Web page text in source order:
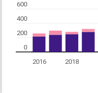
2016 2018
0
200
400
600